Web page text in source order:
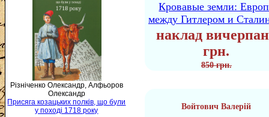
Різніченко Олександр, Алфьоров
Олександр
Присяга козацьких полків, що були
у поході 1718 року
Кровавые земли:
между Гитлером и
наклад
грн.
850 грн.
Войтович Валерій